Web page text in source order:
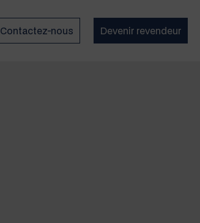
Contactez-nous Devenir revendeur